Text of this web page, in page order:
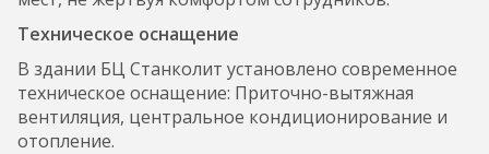
Техническое оснащение
В здании БЦ Станколит установлено современное
техническое оснащение: Приточно-вытяжная
вентиляция, центральное кондиционирование и
отопление.